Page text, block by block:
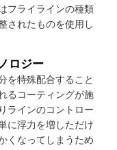
フライラインの種類
されたものを使用し
ロジー
を特殊配合すること
るコーティングが施
ラインのコントロー
に浮力を増しただけ
くなってしまうため